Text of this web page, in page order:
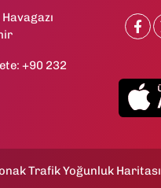
+90 232
Trafik Yoğunluk Haritası